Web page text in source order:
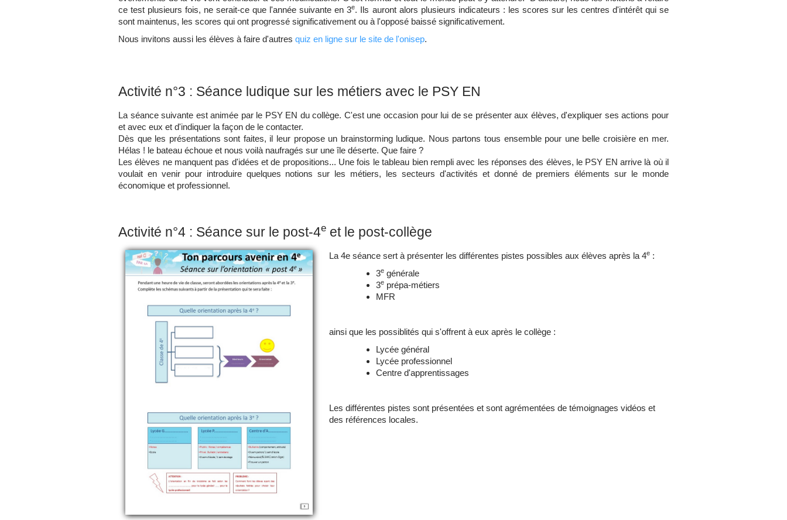
ce test plusieurs fois, ne serait-ce que l'année suivante en 3e. Ils auront alors plusieurs indicateurs : les scores sur les centres d'intérêt qui se
sont maintenus, les scores qui ont progressé significativement ou à l'opposé baissé significativement.
Nous invitons aussi les élèves à faire d'autres quiz en ligne sur le site de l'onisep.
Activité n°3 : Séance ludique sur les métiers avec le PSY EN
La séance suivante est animée par le PSY EN du collège. C'est une occasion pour lui de se présenter aux élèves, d'expliquer ses actions pour
et avec eux et d'indiquer la façon de le contacter.
Dès que les présentations sont faites, il leur propose un brainstorming ludique. Nous partons tous ensemble pour une belle croisière en mer.
Hélas ! le bateau échoue et nous voilà naufragés sur une île déserte. Que faire ?
Les élèves ne manquent pas d'idées et de propositions... Une fois le tableau bien rempli avec les réponses des élèves, le PSY EN arrive là où il
voulait en venir pour introduire quelques notions sur les métiers, les secteurs d'activités et donné de premiers éléments sur le monde
économique et professionnel.
Activité n°4 : Séance sur le post-4e et le post-collège
La 4e séance sert à présenter les différentes pistes possibles aux élèves après la 4e :
3e générale
3e prépa-métiers
MFR
ainsi que les possiblités qui s'offrent à eux après le collège :
Lycée général
Lycée professionnel
Centre d'apprentissages
Les différentes pistes sont présentées et sont agrémentées de témoignages vidéos et
des références locales.